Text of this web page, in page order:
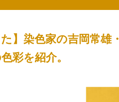
た】染色家の吉岡常
彩を紹介。